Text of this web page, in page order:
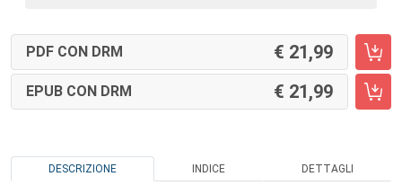
PDF CON DRM 21,99
EPUB CON DRM 21,99
DESCRIZIONE INDICE DETTAGLI